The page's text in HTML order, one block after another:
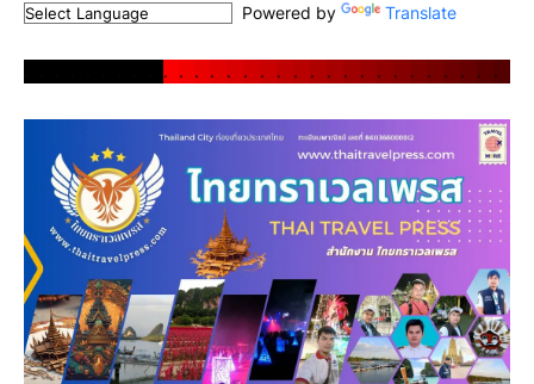
Powered by Translate
. . . . . . . . . . . . . . . . . . . . .